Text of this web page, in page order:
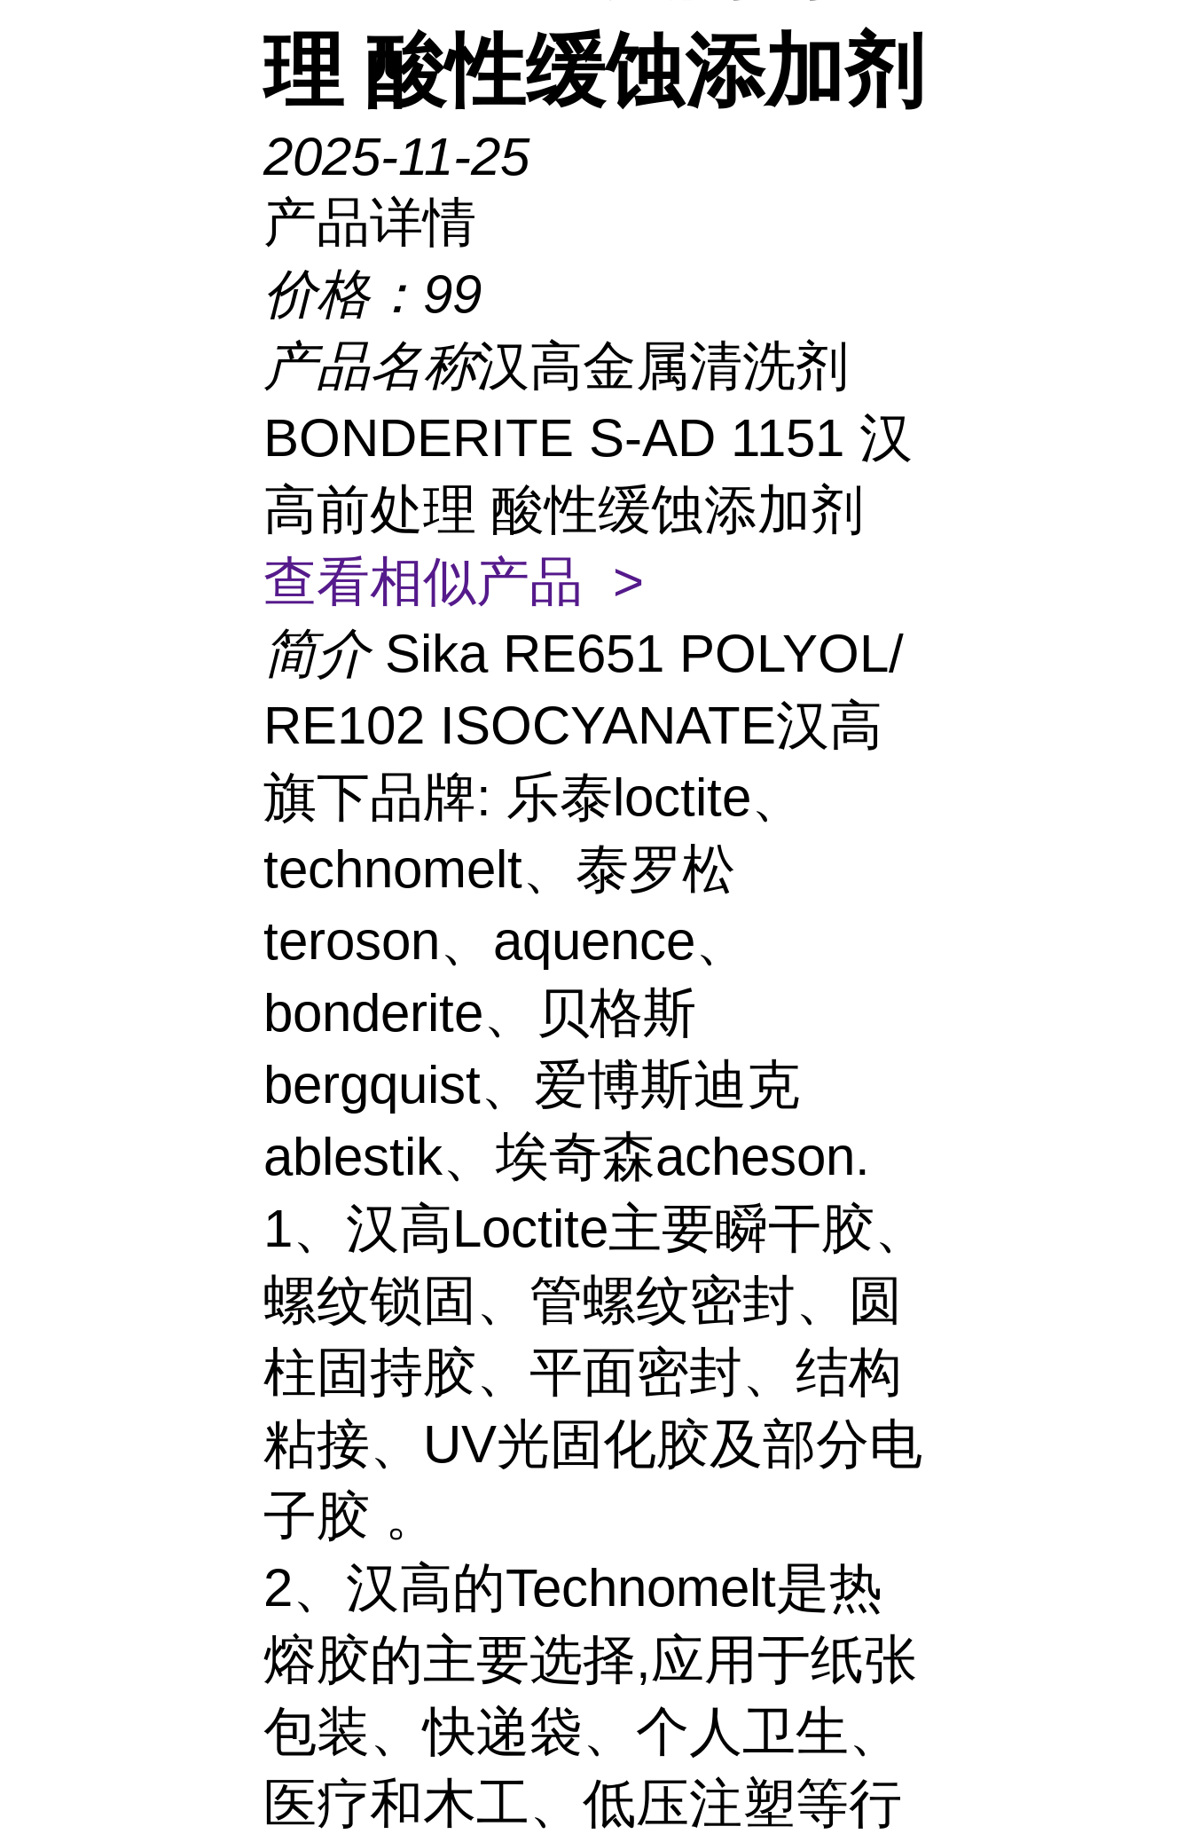
理 酸性缓蚀添加剂
2025-11-25
产品详情
价格： 99
产品名称汉高金属清洗剂
BONDERITE S-AD 1151 汉
高前处理 酸性缓蚀添加剂
查看相似产品 >
简介 Sika RE651 POLYOL/
RE102 ISOCYANATE汉高
旗下品牌: 乐泰loctite、
technomelt、泰罗松
teroson、aquence、
bonderite、贝格斯
bergquist、爱博斯迪克
ablestik、埃奇森acheson.
1、汉高Loctite主要瞬干胶、
螺纹锁固、管螺纹密封、圆
柱固持胶、平面密封、结构
粘接、UV光固化胶及部分电
子胶 。
2、汉高的Technomelt是热
熔胶的主要选择,应用于纸张
包装、快递袋、个人卫生、
医疗和木工、低压注塑等行